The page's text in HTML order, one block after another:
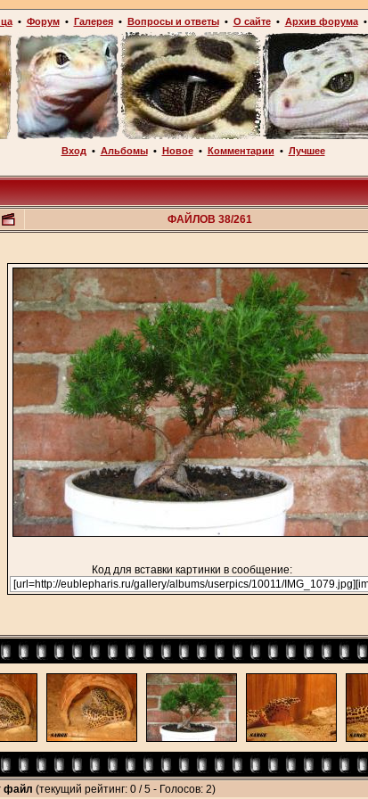
• Форум• Галерея• Вопросы и ответы• О сайте• Архив форума•
Вход • Альбомы• Новое• Комментарии • Лучшее
ФАЙЛОВ 38/261
Код для вставки картинки в сообщение:
файл (текущий рейтинг: 0 / 5 - Голосов: 2)